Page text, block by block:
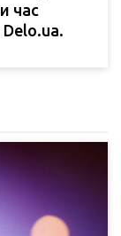
час
Delo.ua.